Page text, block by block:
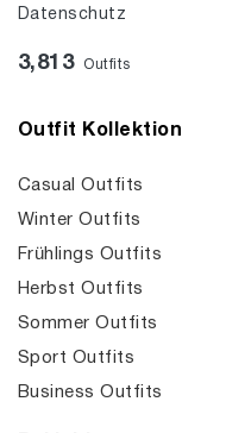
Datenschutz
3,813 Outfits
Outfit Kollektion
Casual Outfits
Winter Outfits
Frühlings Outfits
Herbst Outfits
Sommer Outfits
Sport Outfits
Business Outfits